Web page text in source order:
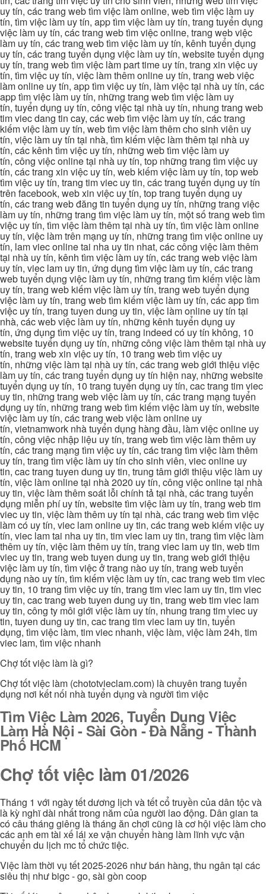
uy tín, các trang web tìm việc làm online, web tìm việc làm uy
tín, tìm việc làm uy tín, app tìm việc làm uy tín, trang tuyển dụng
việc làm uy tín, các trang web tìm việc online, trang web việc
làm uy tín, các trang web tìm việc làm uy tín, kênh tuyển dụng
uy tín, các trang tuyển dụng việc làm uy tín, website tuyển dụng
uy tín, trang web tìm việc làm part time uy tín, trang xin việc uy
tín, tìm việc uy tín, việc làm thêm online uy tín, trang web việc
làm online uy tín, app tìm việc uy tín, làm việc tại nhà uy tín, các
app tìm việc làm uy tín, những trang web tìm việc làm uy
tín, tuyển dụng uy tín, công việc tại nhà uy tín, nhung trang web
tim viec dang tin cay, các web tìm việc làm uy tín, các trang
kiếm việc làm uy tín, web tìm việc làm thêm cho sinh viên uy
tín, việc làm uy tín tại nhà, tìm kiếm việc làm thêm tại nhà uy
tín, các kênh tìm việc uy tín, những web tìm việc làm uy
tín, công việc online tại nhà uy tín, top những trang tìm việc uy
tín, các trang xin việc uy tín, web kiếm việc làm uy tín, top web
tìm việc uy tín, trang tim viec uy tin, các trang tuyển dụng uy tín
trên facebook, web xin việc uy tín, top trang tuyển dụng uy
tín, các trang web đăng tin tuyển dụng uy tín, những trang việc
làm uy tín, những trang tìm việc làm uy tín, một số trang web tìm
việc uy tín, tìm việc làm thêm tại nhà uy tín, tìm việc làm online
uy tín, việc làm trên mạng uy tín, những trang tìm việc online uy
tín, lam viec online tai nha uy tin nhat, các công việc làm thêm
tại nhà uy tín, kênh tìm việc làm uy tín, các trang web việc làm
uy tín, viec lam uy tin, ứng dụng tìm việc làm uy tín, các trang
web tuyển dụng việc làm uy tín, những trang tìm kiếm việc làm
uy tín, trang web kiếm việc làm uy tín, trang web tuyển dụng
việc làm uy tín, trang web tìm kiếm việc làm uy tín, các app tìm
việc uy tín, trang tuyen dung uy tin, việc làm online uy tín tại
nhà, các web việc làm uy tín, những kênh tuyển dụng uy
tín, ứng dụng tìm việc uy tín, trang indeed có uy tín không, 10
website tuyển dụng uy tín, những công việc làm thêm tại nhà uy
tín, trang web xin việc uy tín, 10 trang web tìm việc uy
tín, những việc làm tại nhà uy tín, các trang web giới thiệu việc
làm uy tín, các trang tuyển dụng uy tín hiện nay, những website
tuyển dụng uy tín, 10 trang tuyển dụng uy tín, cac trang tim viec
uy tin, những trang web việc làm uy tín, các trang mạng tuyển
dụng uy tín, những trang web tìm kiếm việc làm uy tín, website
việc làm uy tín, các trang web việc làm online uy
tín, vietnamwork nhà tuyển dụng hàng đầu, làm việc online uy
tín, công việc nhập liệu uy tín, trang web tìm việc làm thêm uy
tín, các trang mạng tìm việc uy tín, các trang tìm việc làm thêm
uy tín, trang tìm việc làm uy tín cho sinh viên, viec online uy
tin, cac trang tuyen dung uy tin, trung tâm giới thiệu việc làm uy
tín, việc làm online tại nhà 2020 uy tín, công việc online tại nhà
uy tin, việc làm thêm soát lỗi chính tả tại nhà, các trang tuyển
dụng miễn phí uy tín, website tìm việc làm uy tín, trang web tim
viec uy tin, việc làm thêm uy tín tại nhà, các trang web tìm việc
làm có uy tín, viec lam online uy tin, các trang web kiếm việc uy
tín, viec lam tai nha uy tin, tim viec lam uy tin, trang tìm việc làm
thêm uy tín, việc làm thêm uy tín, trang viec lam uy tin, web tim
viec uy tin, trang web tuyen dung uy tin, trang web giới thiệu
việc làm uy tín, tìm việc ở trang nào uy tín, trang web tuyển
dụng nào uy tín, tìm kiếm việc làm uy tín, cac trang web tim viec
uy tin, 10 trang tìm việc uy tín, trang tim viec lam uy tin, tim viec
uy tin, cac trang web tuyen dung uy tin, trang web tim viec lam
uy tin, công ty môi giới việc làm uy tín, nhung trang tim viec uy
tin, tuyen dung uy tin, cac trang tim viec lam uy tin, tuyển
dụng, tìm việc làm, tim viec nhanh, việc làm, việc làm 24h, tim
viec lam, tìm việc nhanh
Chợ tốt việc làm là gì?
Chợ tốt việc làm (chototvieclam.com) là chuyên trang tuyển
dụng nơi kết nối nhà tuyển dụng và người tìm việc
Tìm Việc Làm 2026, Tuyển Dụng Việc
Làm Hà Nội - Sài Gòn - Đà Nẵng - Thành
Phố HCM
Chợ tốt việc làm 01/2026
Tháng 1 với ngày tết dương lịch và tết cổ truyền của dân tộc và
là kỳ nghĩ dài nhất trong năm của người lao động. Dân gian ta
có câu tháng giêng là tháng ăn chơi cũng là cơ hội việc làm cho
các anh em tài xế lái xe vận chuyển hàng làm lĩnh vực vận
chuyển du lịch mc tổ chức tiệc.
Việc làm thời vụ tết 2025-2026 như bán hàng, thu ngân tại các
siêu thị như bigc - go, sài gòn coop